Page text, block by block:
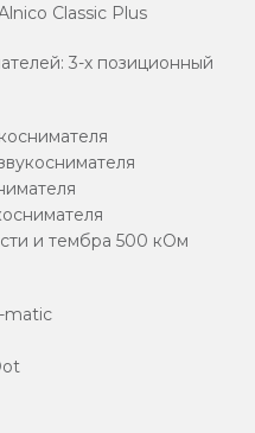
Classic Plus
3-х позиционный
и тембра 500 кОм
matic